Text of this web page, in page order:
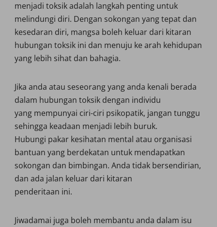
menjadi toksik adalah langkah penting untuk
melindungi diri. Dengan sokongan yang tepat dan
kesedaran diri, mangsa boleh keluar dari kitaran
hubungan toksik ini dan menuju ke arah kehidupan
yang lebih sihat dan bahagia.
Jika anda atau seseorang yang anda kenali berada
dalam hubungan toksik dengan individu
yang mempunyai ciri-ciri psikopatik, jangan tunggu
sehingga keadaan menjadi lebih buruk.
Hubungi pakar kesihatan mental atau organisasi
bantuan yang berdekatan untuk mendapatkan
sokongan dan bimbingan. Anda tidak bersendirian,
dan ada jalan keluar dari kitaran
penderitaan ini.
Jiwadamai juga boleh membantu anda dalam isu